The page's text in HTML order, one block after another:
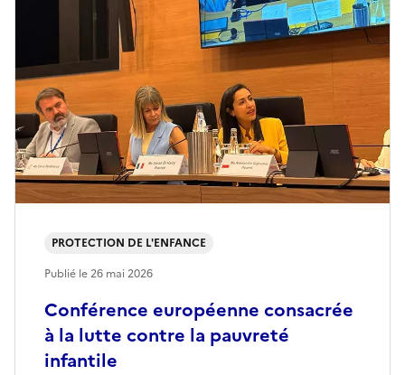
Conférence européenne consacrée
à la lutte contre la pauvreté
infantile
PROTECTION DE L'ENFANCE
Publié le26 mai 2026